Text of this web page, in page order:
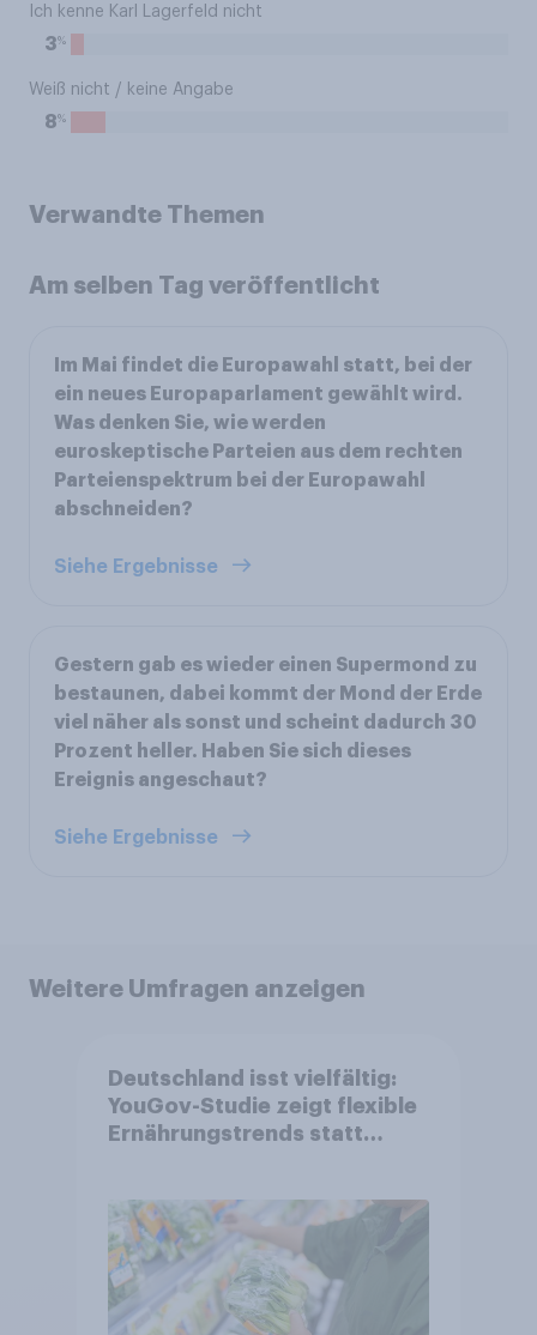
Ich kenne Karl Lagerfeld nicht
3%
Weiß nicht / keine Angabe
8%
Verwandte Themen
Am selben Tag veröffentlicht
Im Mai findet die Europawahl statt, bei der
ein neues Europaparlament gewählt wird.
Was denken Sie, wie werden
euroskeptische Parteien aus dem rechten
Parteienspektrum bei der Europawahl
abschneiden?
Siehe Ergebnisse
Gestern gab es wieder einen Supermond zu
bestaunen, dabei kommt der Mond der Erde
viel näher als sonst und scheint dadurch 30
Prozent heller. Haben Sie sich dieses
Ereignis angeschaut?
Siehe Ergebnisse
Weitere Umfragen anzeigen
Deutschland isst vielfältig:
YouGov-Studie zeigt flexible
Ernährungstrends statt